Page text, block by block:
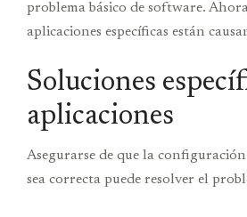
problema básico de software.
aplicaciones específicas están
Soluciones
aplicaciones
Asegurarse de que la
sea correcta puede resolver el